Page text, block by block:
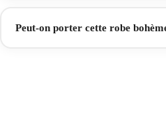
Peut-on porter cette robe